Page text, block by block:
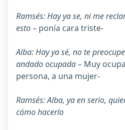
Ramsés: Hay ya se, ni me
esto– ponía cara triste-
Alba: Hay ya sé, no te
andado ocupada – Muy
persona, a una mujer-
Ramsés: Alba, ya en serio,
cómo hacerlo